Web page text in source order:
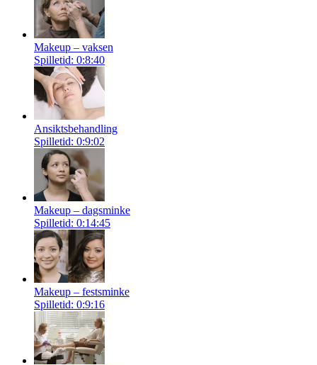
Makeup – vaksen
Spilletid: 0:8:40
Ansiktsbehandling
Spilletid: 0:9:02
Makeup – dagsminke
Spilletid: 0:14:45
Makeup – festsminke
Spilletid: 0:9:16